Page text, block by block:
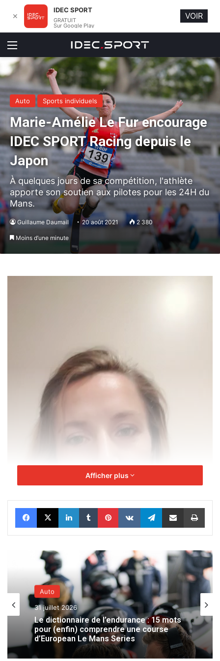
Menu
Auto Sports individuels
Marie-Amélie Le Fur encourage
IDEC SPORT Racing depuis le
Japon
À quelques jours de sa compétition, l'athlète
apporte son soutien aux pilotes pour les 24H du
Mans.
Guillaume Daumail 20 août 2021 2 380
Moins d’une minute
Afficher plus
Facebook
X LinkedinTumblrPinterestVKontakteTelegramPartager par email
Auto
31 juillet 2026
Le dictionnaire de l’endurance : 15 mots
pour (enfin) comprendre une course
d’European Le Mans Series
✕
IDEC SPORT
GRATUIT
Sur Google Play
VOIR